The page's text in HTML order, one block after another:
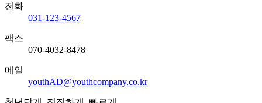
전화
031-123-4567
팩스
070-4032-8478
메일
youthAD@youthcompany.co.kr